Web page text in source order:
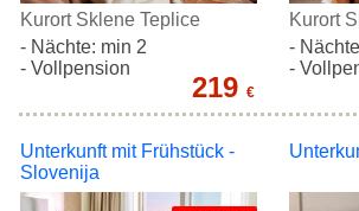
Kurort Sklene Teplice
- Nächte: min 2
- Vollpension
219 €
Kurort
-
-
Unterkunft mit Frühstück -
Slovenija